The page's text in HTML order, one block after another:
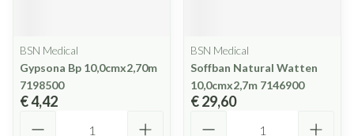
BSN Medical
Gypsona Bp 10,0cmx2,70m
7198500
€ 4,42
BSN Medical
Soffban Natural Watten
10,0cmx2,7m 7146900
€ 29,60